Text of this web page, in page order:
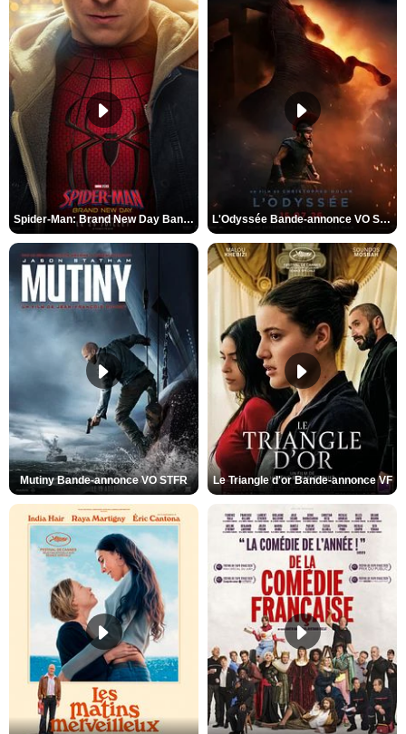
Spider-Man: Brand New Day Bande-annonce VO STFR L'Odyssée Bande-annonce VO STFR
Mutiny Bande-annonce VO STFR Le Triangle d'or Bande-annonce VF